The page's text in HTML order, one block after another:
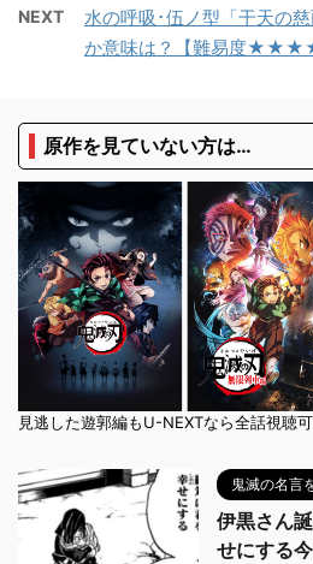
NEXT
水の呼吸･伍ノ型「干天の
か意味は？【難易度
原作を見ていない方は…
見逃した遊郭編もU-NEXTなら全話視聴可
鬼滅の名言
伊黒さん
せにする